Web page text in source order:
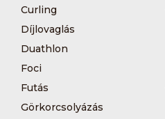
Curling
Díjlovaglás
Duathlon
Foci
Futás
Görkorcsolyázás